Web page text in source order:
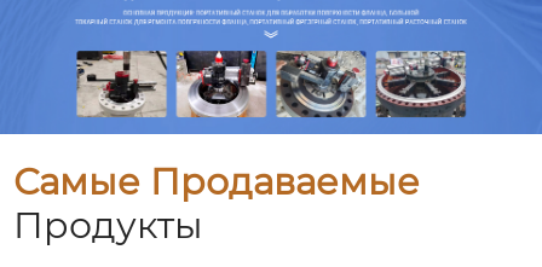
Самые Продаваемые
Продукты